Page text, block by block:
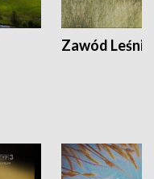
Zawód Leśnik